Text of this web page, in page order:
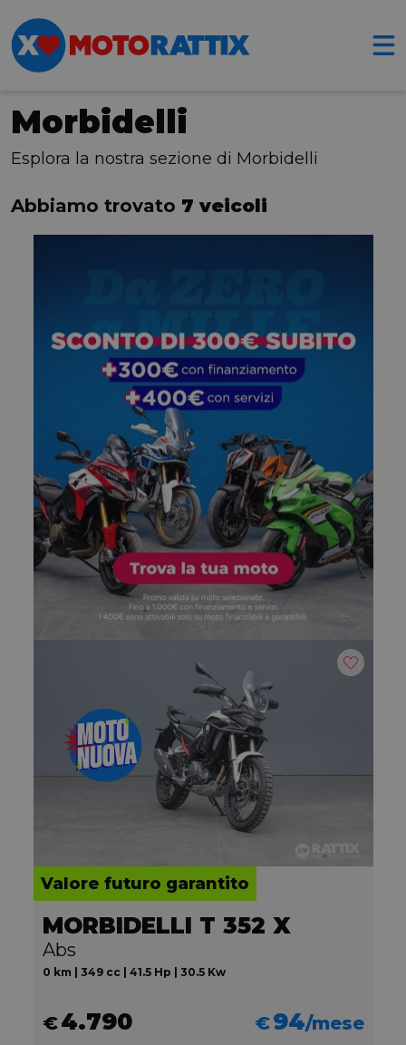
Morbidelli
Esplora la nostra sezione di Morbidelli
Abbiamo trovato 7 veicoli
Valore futuro garantito
MORBIDELLI T 352 X
Abs
0 km | 349 cc | 41.5 Hp | 30.5 Kw
€4.790 €94/mese